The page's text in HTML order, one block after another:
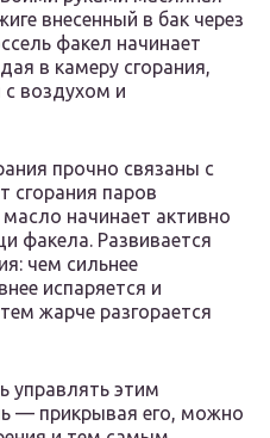
внесенный в бак через
факел начинает
в камеру сгорания,
воздухом и
прочно связаны с
сгорания паров
масло начинает активно
факела. Развивается
чем сильнее
испаряется и
жарче разгорается
управлять этим
— прикрывая его, можно